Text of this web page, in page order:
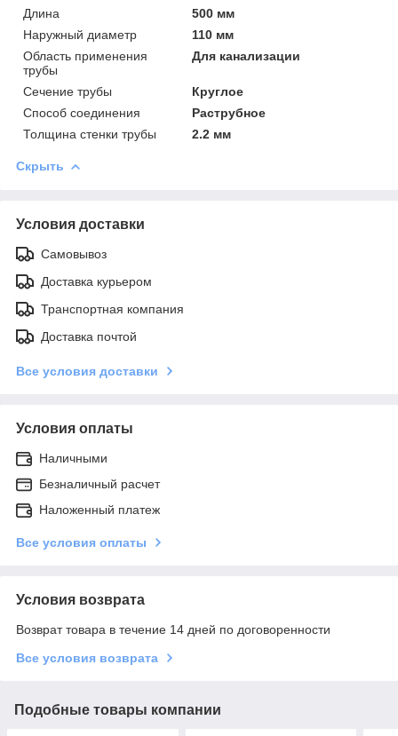
Длина
500 мм
Наружный диаметр
110 мм
Область применения
трубы
Для канализации
Сечение трубы
Круглое
Способ соединения
Раструбное
Толщина стенки трубы
2.2 мм
Скрыть
Условия доставки
Самовывоз
Доставка курьером
Транспортная компания
Доставка почтой
Все условия доставки
Условия оплаты
Наличными
Безналичный расчет
Наложенный платеж
Все условия оплаты
Условия возврата
Возврат товара в течение 14 дней по договоренности
Все условия возврата
Подобные товары компании